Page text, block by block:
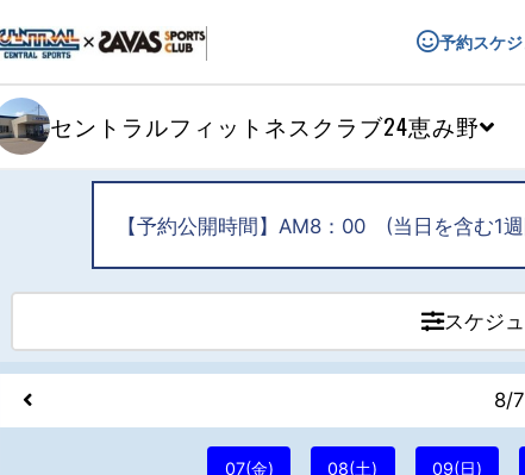
予約スケ
セントラルフィットネスクラブ24恵み野
【予約公開時間】AM8：00 (当日を含む1
スケジ
8/
07(金) 08(土) 09(日)